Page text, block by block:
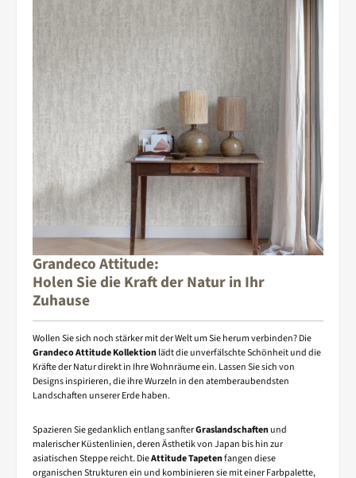
Grandeco Attitude:
Holen Sie die Kraft der Natur in Ihr
Zuhause
Wollen Sie sich noch stärker mit der Welt um Sie herum verbinden? Die
Grandeco Attitude Kollektionlädt die unverfälschte Schönheit und die
Kräfte der Natur direkt in Ihre Wohnräume ein. Lassen Sie sich von
Designs inspirieren, die ihre Wurzeln in den atemberaubendsten
Landschaften unserer Erde haben.
Spazieren Sie gedanklich entlang sanfterGraslandschaftenund
malerischer Küstenlinien, deren Ästhetik von Japan bis hin zur
asiatischen Steppe reicht. DieAttitude Tapetenfangen diese
organischen Strukturen ein und kombinieren sie mit einer Farbpalette,